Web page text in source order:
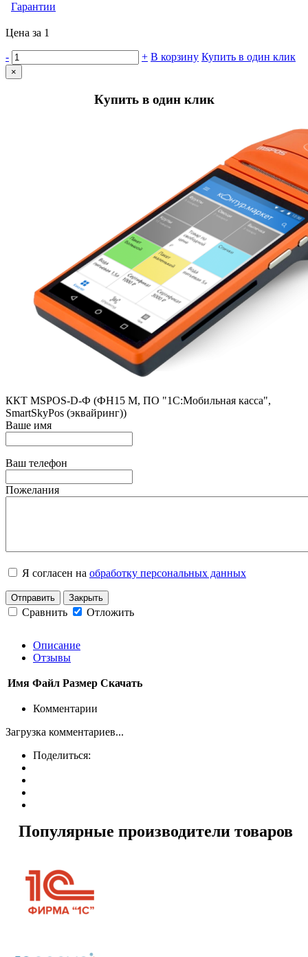
Гарантии
Цена за 1
- + В корзину Купить в один клик
×
Купить в один клик
ККТ MSPOS-D-Ф (ФН15 М, ПО "1С:Мобильная касса",
SmartSkyPos (эквайринг))
Ваше имя
Ваш телефон
Пожелания
Я согласен на обработку персональных данных
Отправить Закрыть
Сравнить Отложить
Описание
Отзывы
Имя Файл Размер Скачать
Комментарии
Загрузка комментариев...
Поделиться:
Популярные производители товаров